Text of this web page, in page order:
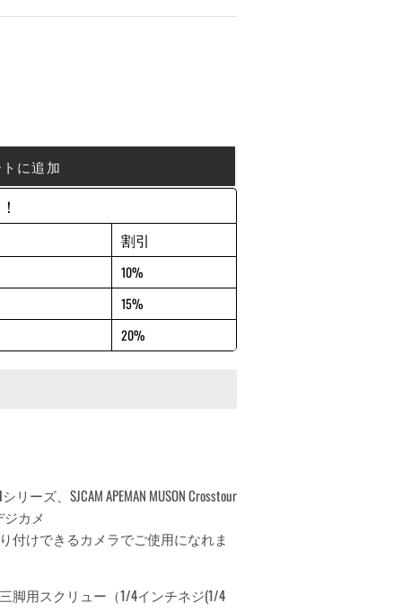
に追加
割引
10%
15%
20%
ーズ、SJCAM APEMAN MUSON Crosstour
ジカメ
けできるカメラでご使用になれま
脚用スクリュー（1/4インチネジ(1/4